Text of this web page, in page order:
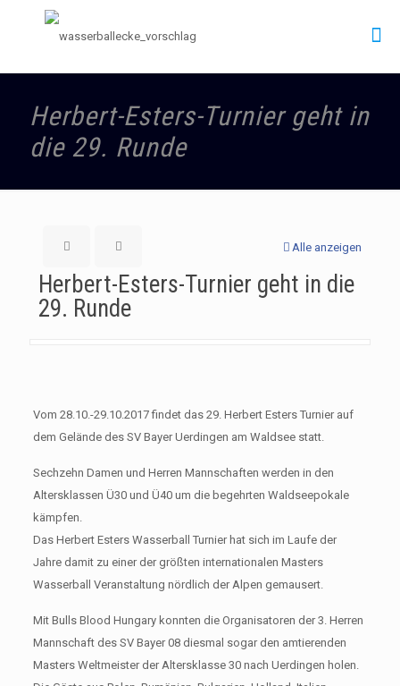
Herbert-Esters-Turnier geht in
die 29. Runde
Alle anzeigen
Herbert-Esters-Turnier geht in die
29. Runde
Vom 28.10.-29.10.2017 findet das 29. Herbert Esters Turnier auf
dem Gelände des SV Bayer Uerdingen am Waldsee statt.
Sechzehn Damen und Herren Mannschaften werden in den
Altersklassen Ü30 und Ü40 um die begehrten Waldseepokale
kämpfen.
Das Herbert Esters Wasserball Turnier hat sich im Laufe der
Jahre damit zu einer der größten internationalen Masters
Wasserball Veranstaltung nördlich der Alpen gemausert.
Mit Bulls Blood Hungary konnten die Organisatoren der 3. Herren
Mannschaft des SV Bayer 08 diesmal sogar den amtierenden
Masters Weltmeister der Altersklasse 30 nach Uerdingen holen.